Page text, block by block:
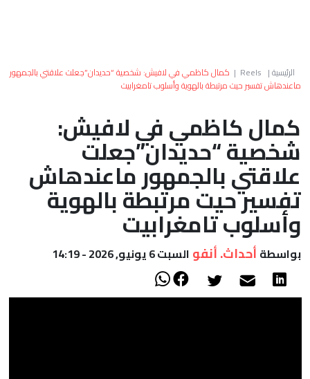
العالم
الصحراء
الرئيسية|
Reels
| كمال كاظمي في لافيش: شخصية “حديدان”جعلت علاقتي بالجمهور
ماعندهاش تفسير حيت مرتبطة بالهوية وأسلوب تامغرابيت
كمال كاظمي في لافيش:
شخصية “حديدان”جعلت
علاقتي بالجمهور ماعندهاش
تفسير حيت مرتبطة بالهوية
وأسلوب تامغرابيت
بواسطة أحداث. أنفو السبت 6 يونيو, 2026 - 14:19